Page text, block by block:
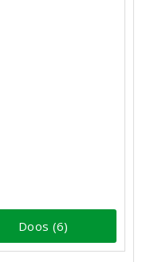
Doos (6)